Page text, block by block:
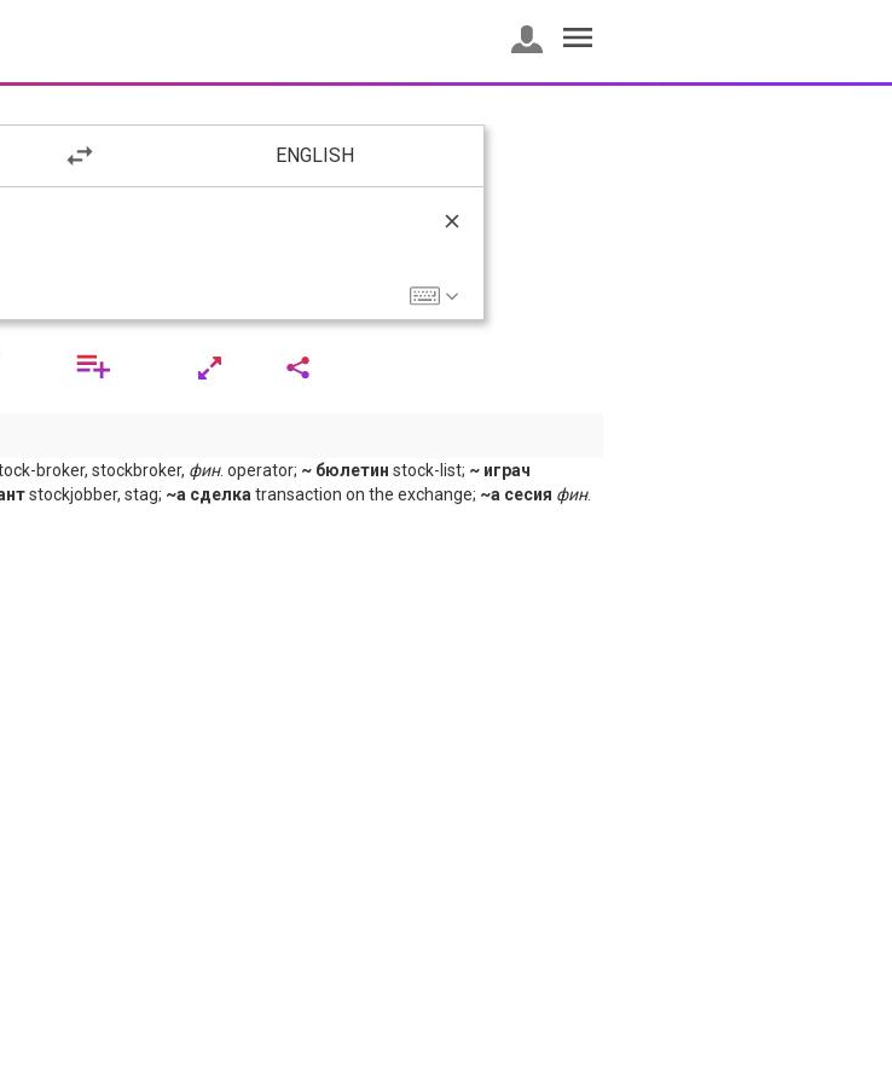
ENGLISH
broker, stockbroker, фин. operator; ~ бюлетин stock-list; ~ играч
stockjobber, stag; ~а сделка transaction on the exchange; ~а сесия фин.